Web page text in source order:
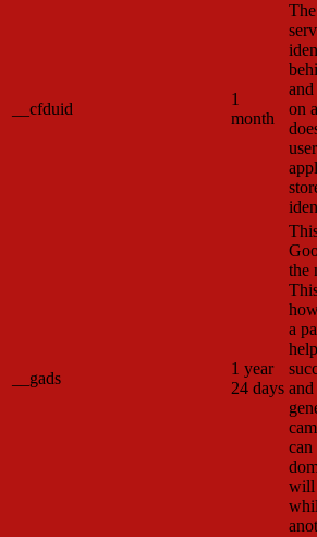
__cfduid
1
month
on
__gads
1 year
24 days
the
a
can
will